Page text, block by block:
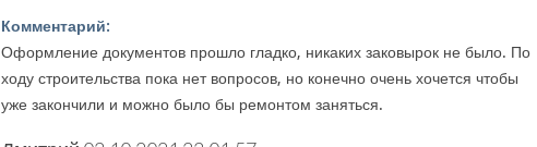
Комментарий:
Оформление документов прошло гладко, никаких заковырок не было. По
ходу строительства пока нет вопросов, но конечно очень хочется чтобы
уже закончили и можно было бы ремонтом заняться.